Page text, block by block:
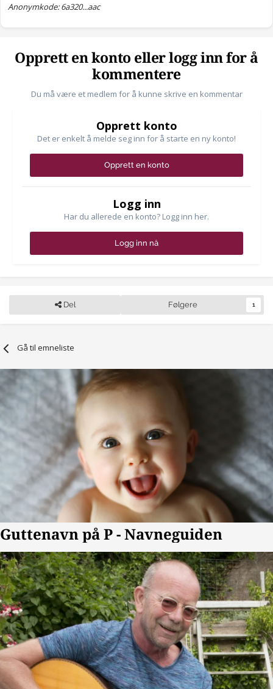
Anonymkode: 6a320...aac
Opprett en konto eller logg inn for å
kommentere
Du må være et medlem for å kunne skrive en kommentar
Opprett konto
Det er enkelt å melde seg inn for å starte en ny konto!
Opprett en konto
Logg inn
Har du allerede en konto? Logg inn her.
Logg inn nå
Del Følgere 1
Gå til emneliste